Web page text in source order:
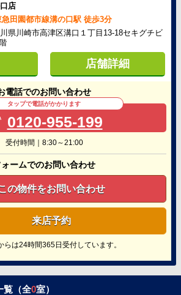
店
急田園都市線溝の口駅 徒歩3分
県川崎市高津区溝口１丁目13-18セキグチビ
店舗詳細
電話でのお問い合わせ
タップで電話がかかります
0120-955-199
受付時間｜8:30～21:00
ォームでのお問い合わせ
の物件をお問い合わせ
来店予約
らは24時間365日受付しています。
覧（全0室）